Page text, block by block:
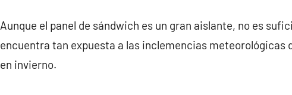
Aunque el panel de sándwich es un gran aislante, no es
encuentra tan expuesta a las inclemencias meteorológicas
en invierno.